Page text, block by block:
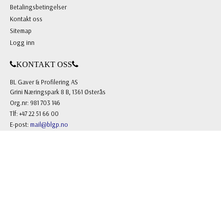
Betalingsbetingelser
Kontakt oss
Sitemap
Logg inn
KONTAKT OSS
BL Gaver & Profilering AS
Grini Næringspark 8 B, 1361 Østerås
Org.nr: 981 703 146
Tlf: +47 22 51 66 00
E-post: mail@blgp.no